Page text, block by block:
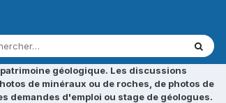
géologique. Les discussions
de minéraux ou de roches, de photos de
demandes d'emploi ou stage de géologues.